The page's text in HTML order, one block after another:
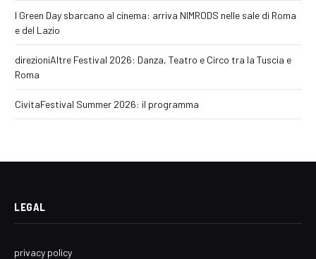
I Green Day sbarcano al cinema: arriva NIMRODS nelle sale di Roma
e del Lazio
direzioniAltre Festival 2026: Danza, Teatro e Circo tra la Tuscia e
Roma
CivitaFestival Summer 2026: il programma
LEGAL
privacy policy